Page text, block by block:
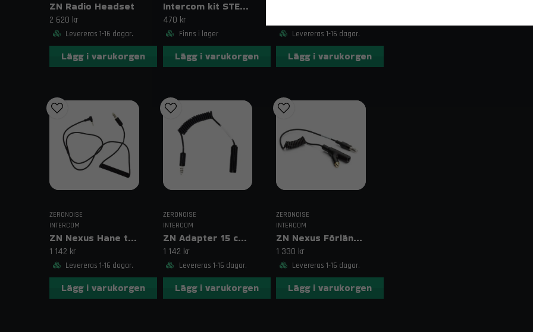
Beställning och rådgivning
Beställ din ZN Nexus Hane till Hane Intercom
Har du frågor om kompatibilitet eller användning?
Relaterade sökord
ZN Radio Headset
2 620 kr
Levereras 1-16 dagar.
Lägg i varukorgen
Intercom kit STEREO 6,33mm anslutning ZN Valiant
470 kr
Finns i lager
Lägg i varukorgen
Levereras 1-16 dagar.
Lägg i varukorgen
ZERONOISE
INTERCOM
ZN Nexus Hane till 3,5 mm Adapter
1 142 kr
Levereras 1-16 dagar.
Lägg i varukorgen
ZERONOISE
INTERCOM
ZN Adapter 15 cm – Nexus 4-pin hona till 5-pin hane
1 142 kr
Levereras 1-16 dagar.
Lägg i varukorgen
ZERONOISE
INTERCOM
ZN Nexus Förlängningskabel 15 cm – Lindad
1 330 kr
Levereras 1-16 dagar.
Lägg i varukorgen